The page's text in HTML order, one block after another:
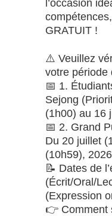
l’occasion
GRATUIT !
⚠️ Veuillez
votre période
📅 1.
Sejong
(1h00) au 16
📅 2. Grand
Du 20 juillet
(10h59), 2026
📝 Dates de
(Écrit/Oral/
(Expression
👉 Comment